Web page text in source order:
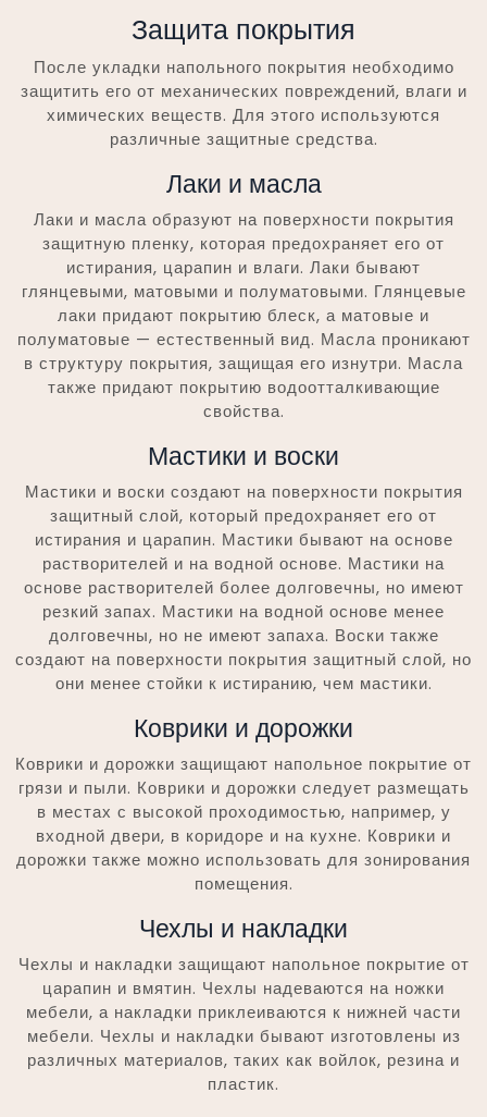
Защита покрытия
После укладки напольного покрытия необходимо
защитить его от механических повреждений, влаги и
химических веществ. Для этого используются
различные защитные средства.
Лаки и масла
Лаки и масла образуют на поверхности покрытия
защитную пленку, которая предохраняет его от
истирания, царапин и влаги. Лаки бывают
глянцевыми, матовыми и полуматовыми. Глянцевые
лаки придают покрытию блеск, а матовые и
полуматовые — естественный вид. Масла проникают
в структуру покрытия, защищая его изнутри. Масла
также придают покрытию водоотталкивающие
свойства.
Мастики и воски
Мастики и воски создают на поверхности покрытия
защитный слой, который предохраняет его от
истирания и царапин. Мастики бывают на основе
растворителей и на водной основе. Мастики на
основе растворителей более долговечны, но имеют
резкий запах. Мастики на водной основе менее
долговечны, но не имеют запаха. Воски также
создают на поверхности покрытия защитный слой, но
они менее стойки к истиранию, чем мастики.
Коврики и дорожки
Коврики и дорожки защищают напольное покрытие от
грязи и пыли. Коврики и дорожки следует размещать
в местах с высокой проходимостью, например, у
входной двери, в коридоре и на кухне. Коврики и
дорожки также можно использовать для зонирования
помещения.
Чехлы и накладки
Чехлы и накладки защищают напольное покрытие от
царапин и вмятин. Чехлы надеваются на ножки
мебели, а накладки приклеиваются к нижней части
мебели. Чехлы и накладки бывают изготовлены из
различных материалов, таких как войлок, резина и
пластик.